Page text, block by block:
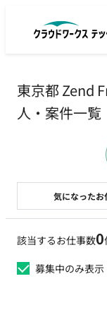
東京都 Zend
人・案件一覧
該当するお仕事数0
募集中のみ表示
気になったお